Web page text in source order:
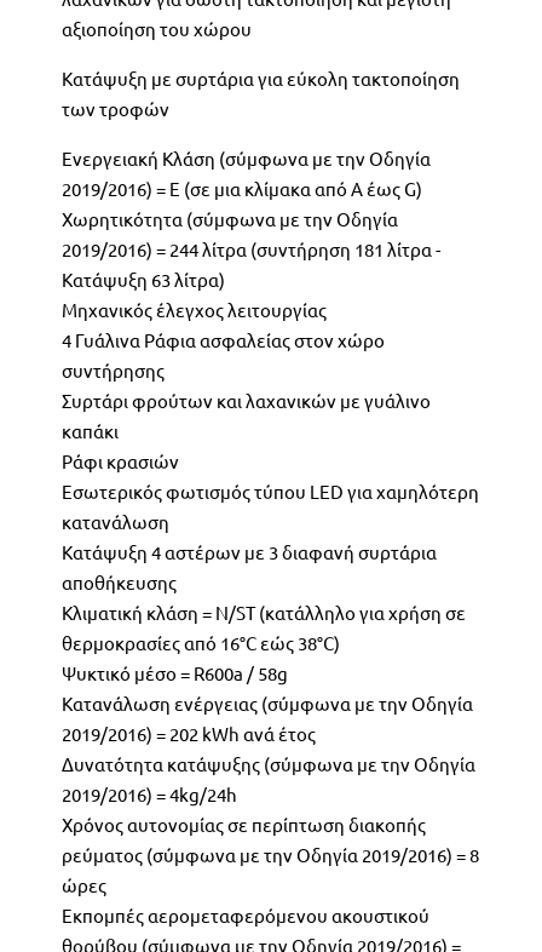
αξιοποίηση του χώρου
Κατάψυξη με συρτάρια για εύκολη τακτοποίηση
των τροφών
Ενεργειακή Κλάση (σύμφωνα με την Οδηγία
2019/2016) = E (σε μια κλίμακα από Α έως G)
Χωρητικότητα (σύμφωνα με την Οδηγία
2019/2016) = 244 λίτρα (συντήρηση 181 λίτρα -
Κατάψυξη 63 λίτρα)
Μηχανικός έλεγχος λειτουργίας
4 Γυάλινα Ράφια ασφαλείας στον χώρο
συντήρησης
Συρτάρι φρούτων και λαχανικών με γυάλινο
καπάκι
Ράφι κρασιών
Εσωτερικός φωτισμός τύπου LED για χαμηλότερη
κατανάλωση
Κατάψυξη 4 αστέρων με 3 διαφανή συρτάρια
αποθήκευσης
Κλιματική κλάση = N/ST (κατάλληλο για χρήση σε
θερμοκρασίες από 16°C εώς 38°С)
Ψυκτικό μέσο = R600a / 58g
Κατανάλωση ενέργειας (σύμφωνα με την Οδηγία
2019/2016) = 202 kWh ανά έτος
Δυνατότητα κατάψυξης (σύμφωνα με την Οδηγία
2019/2016) = 4kg/24h
Χρόνος αυτονομίας σε περίπτωση διακοπής
ρεύματος (σύμφωνα με την Οδηγία 2019/2016) = 8
ώρες
Εκπομπές αερομεταφερόμενου ακουστικού
θορύβου (σύμφωνα με την Οδηγία 2019/2016) =